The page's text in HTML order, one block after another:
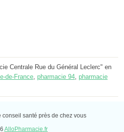
Centrale Rue du Général Leclerc" en
de-France, pharmacie 94, pharmacie
conseil santé près de chez vous
AlloPharmacie.fr